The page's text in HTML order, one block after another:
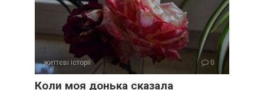
життєві історії 0
Коли моя донька сказала